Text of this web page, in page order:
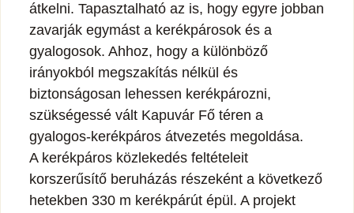
átkelni. Tapasztalható az is, hogy egyre jobban
zavarják egymást a kerékpárosok és a
gyalogosok. Ahhoz, hogy a különböző
irányokból megszakítás nélkül és
biztonságosan lehessen kerékpározni,
szükségessé vált Kapuvár Fő téren a
gyalogos-kerékpáros átvezetés megoldása.
A kerékpáros közlekedés feltételeit
korszerűsítő beruházás részeként a következő
hetekben 330 m kerékpárút épül. A projekt